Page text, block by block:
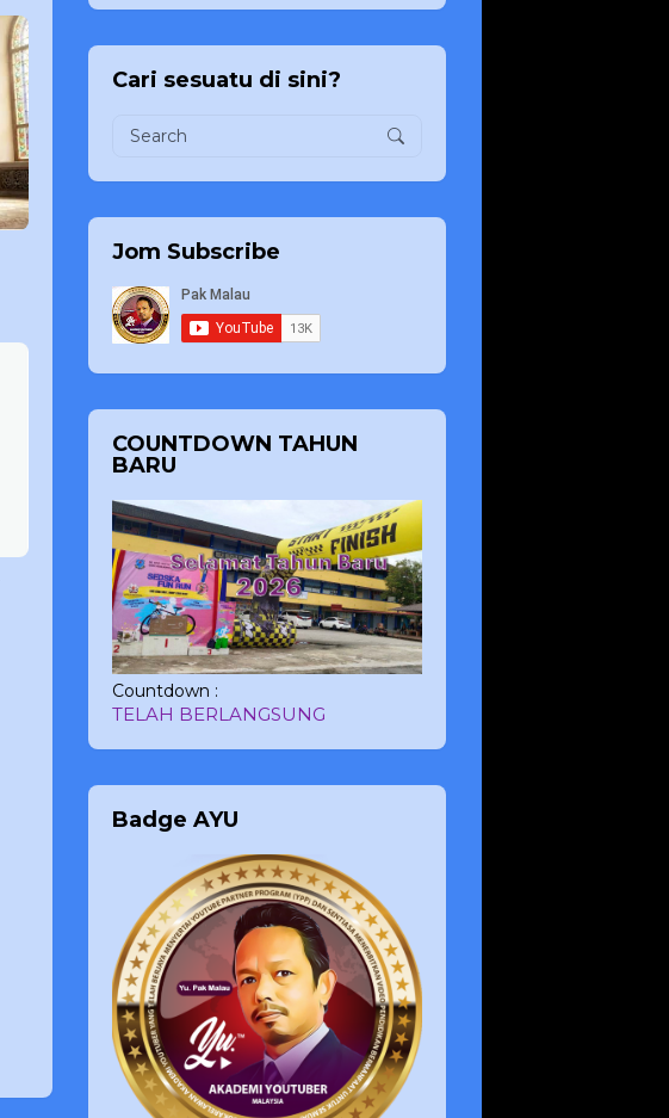
Cari sesuatu di sini?
Jom Subscribe
COUNTDOWN TAHUN
BARU
Countdown :
TELAH BERLANGSUNG
Badge AYU